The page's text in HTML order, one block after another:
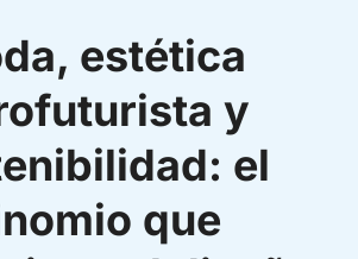
estética
y
el
que